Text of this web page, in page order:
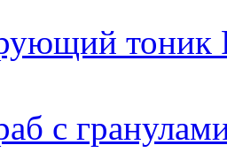
тоник
с